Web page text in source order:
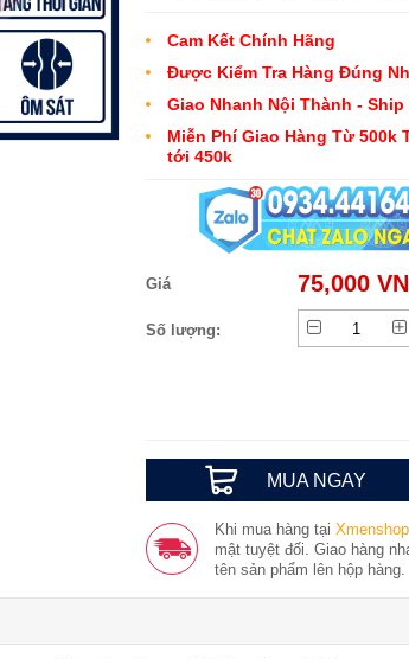
Cam Kết Chính Hãng
Được Kiểm Tra Hàng Đúng
Giao Nhanh Nội Thành -
Miễn Phí Giao Hàng Từ
tới 450k
Giá 75,000
Số lượng:
MUA NGAY
Khi mua hàng tại
mật tuyệt đối. Giao hàng
tên sản phẩm lên hộp hàng.